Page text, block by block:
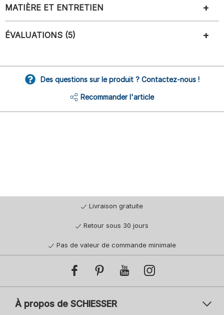
MATIÈRE ET ENTRETIEN
ÉVALUATIONS (5)
Des questions sur le produit ? Contactez-nous !
Recommander l'article
Livraison gratuite
Retour sous 30 jours
Pas de valeur de commande minimale
À propos de SCHIESSER